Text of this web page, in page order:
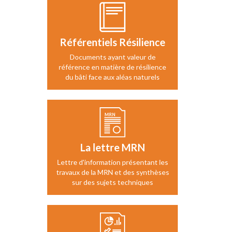
Référentiels Résilience
Documents ayant valeur de
référence en matière de résilience
du bâti face aux aléas naturels
La lettre MRN
Lettre d'information présentant les
travaux de la MRN et des synthèses
sur des sujets techniques